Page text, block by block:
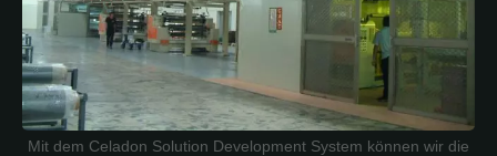
Mit dem Celadon Solution Development System können wir die